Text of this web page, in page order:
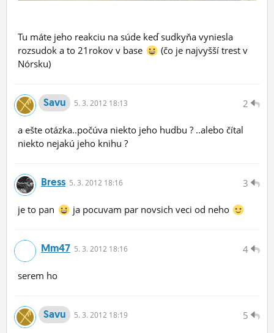
Tu máte jeho reakciu na súde keď sudkyňa vyniesla
rozsudok a to 21rokov v base
(čo je najvyšší trest v
Nórsku)
2
Savu 5. 3. 2012 18:13
a ešte otázka..počúva niekto jeho hudbu ? ..alebo čítal
niekto nejakú jeho knihu ?
3
Bress 5. 3. 2012 18:16
je to pan ja pocuvam par novsich veci od neho
4
Mm47 5. 3. 2012 18:16
serem ho
5
Savu 5. 3. 2012 18:19